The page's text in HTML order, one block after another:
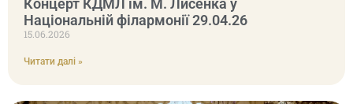
Концерт КДМЛ ім. М. Лисенка у
Національній філармонії 29.04.26
15.06.2026
Читати далі »